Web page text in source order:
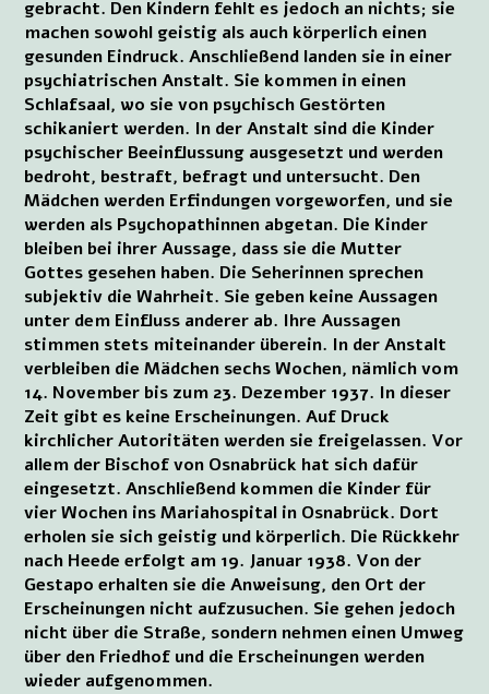
gebracht. Den Kindern fehlt es jedoch an nichts; sie
machen sowohl geistig als auch körperlich einen
gesunden Eindruck. Anschließend landen sie in einer
psychiatrischen Anstalt. Sie kommen in einen
Schlafsaal, wo sie von psychisch Gestörten
schikaniert werden. In der Anstalt sind die Kinder
psychischer Beeinflussung ausgesetzt und werden
bedroht, bestraft, befragt und untersucht. Den
Mädchen werden Erfindungen vorgeworfen, und sie
werden als Psychopathinnen abgetan. Die Kinder
bleiben bei ihrer Aussage, dass sie die Mutter
Gottes gesehen haben. Die Seherinnen sprechen
subjektiv die Wahrheit. Sie geben keine Aussagen
unter dem Einfluss anderer ab. Ihre Aussagen
stimmen stets miteinander überein. In der Anstalt
verbleiben die Mädchen sechs Wochen, nämlich vom
14. November bis zum 23. Dezember 1937. In dieser
Zeit gibt es keine Erscheinungen. Auf Druck
kirchlicher Autoritäten werden sie freigelassen. Vor
allem der Bischof von Osnabrück hat sich dafür
eingesetzt. Anschließend kommen die Kinder für
vier Wochen ins Mariahospital in Osnabrück. Dort
erholen sie sich geistig und körperlich. Die Rückkehr
nach Heede erfolgt am 19. Januar 1938. Von der
Gestapo erhalten sie die Anweisung, den Ort der
Erscheinungen nicht aufzusuchen. Sie gehen jedoch
nicht über die Straße, sondern nehmen einen Umweg
über den Friedhof und die Erscheinungen werden
wieder aufgenommen.